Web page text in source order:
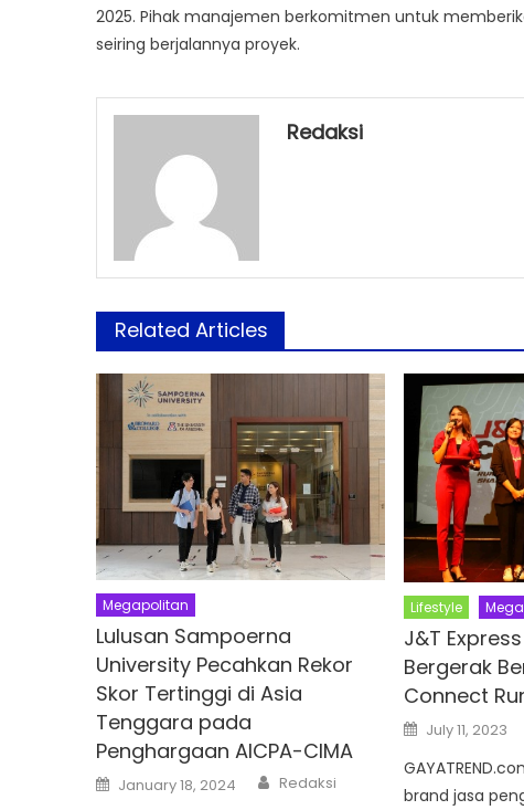
2025. Pihak manajemen berkomitmen untuk
seiring berjalannya proyek.
Redaksi
Related Articles
Megapolitan
Lulusan Sampoerna
University Pecahkan Rekor
Skor Tertinggi di Asia
Tenggara pada
Penghargaan AICPA-CIMA
Posted
on
January 18, 2024 Author
Redaksi
Lifestyle
J&T
Bergerak
Connect
Posted
on
July 11, 2023
brand jasa